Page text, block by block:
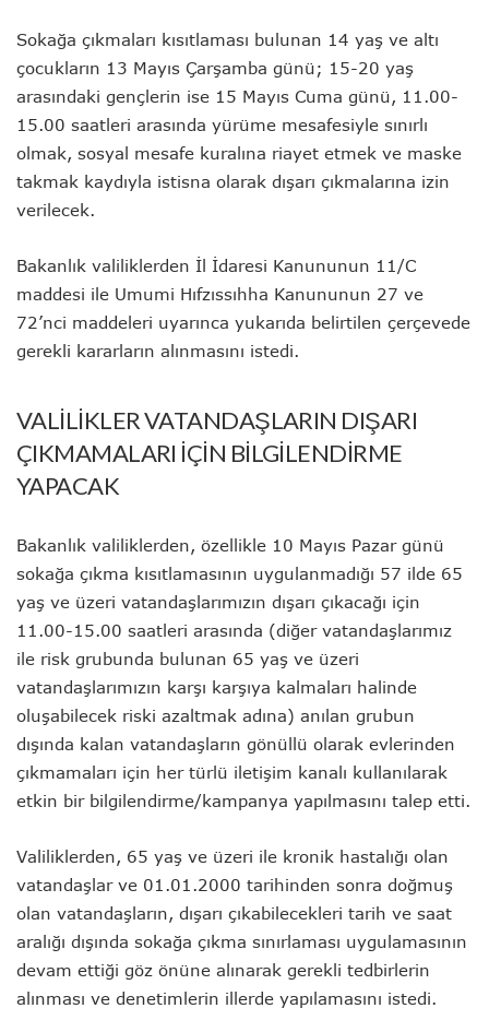
Sokağa çıkmaları kısıtlaması bulunan 14 yaş ve altı
çocukların 13 Mayıs Çarşamba günü; 15-20 yaş
arasındaki gençlerin ise 15 Mayıs Cuma günü, 11.00-
15.00 saatleri arasında yürüme mesafesiyle sınırlı
olmak, sosyal mesafe kuralına riayet etmek ve maske
takmak kaydıyla istisna olarak dışarı çıkmalarına izin
verilecek.
Bakanlık valiliklerden İl İdaresi Kanununun 11/C
maddesi ile Umumi Hıfzıssıhha Kanununun 27 ve
72’nci maddeleri uyarınca yukarıda belirtilen çerçevede
gerekli kararların alınmasını istedi.
VALİLİKLER VATANDAŞLARIN DIŞARI
ÇIKMAMALARI İÇİN BİLGİLENDİRME
YAPACAK
Bakanlık valiliklerden, özellikle 10 Mayıs Pazar günü
sokağa çıkma kısıtlamasının uygulanmadığı 57 ilde 65
yaş ve üzeri vatandaşlarımızın dışarı çıkacağı için
11.00-15.00 saatleri arasında (diğer vatandaşlarımız
ile risk grubunda bulunan 65 yaş ve üzeri
vatandaşlarımızın karşı karşıya kalmaları halinde
oluşabilecek riski azaltmak adına) anılan grubun
dışında kalan vatandaşların gönüllü olarak evlerinden
çıkmamaları için her türlü iletişim kanalı kullanılarak
etkin bir bilgilendirme/kampanya yapılmasını talep etti.
Valiliklerden, 65 yaş ve üzeri ile kronik hastalığı olan
vatandaşlar ve 01.01.2000 tarihinden sonra doğmuş
olan vatandaşların, dışarı çıkabilecekleri tarih ve saat
aralığı dışında sokağa çıkma sınırlaması uygulamasının
devam ettiği göz önüne alınarak gerekli tedbirlerin
alınması ve denetimlerin illerde yapılamasını istedi.